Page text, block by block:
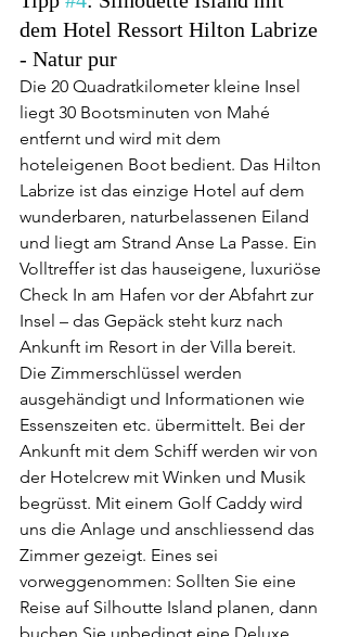
dem Hotel Ressort Hilton Labrize
- Natur pur
Die 20 Quadratkilometer kleine Insel
liegt 30 Bootsminuten von Mahé
entfernt und wird mit dem
hoteleigenen Boot bedient. Das Hilton
Labrize ist das einzige Hotel auf dem
wunderbaren, naturbelassenen Eiland
und liegt am Strand Anse La Passe. Ein
Volltreffer ist das hauseigene, luxuriöse
Check In am Hafen vor der Abfahrt zur
Insel – das Gepäck steht kurz nach
Ankunft im Resort in der Villa bereit.
Die Zimmerschlüssel werden
ausgehändigt und Informationen wie
Essenszeiten etc. übermittelt. Bei der
Ankunft mit dem Schiff werden wir von
der Hotelcrew mit Winken und Musik
begrüsst. Mit einem Golf Caddy wird
uns die Anlage und anschliessend das
Zimmer gezeigt. Eines sei
vorweggenommen: Sollten Sie eine
Reise auf Silhoutte Island planen, dann